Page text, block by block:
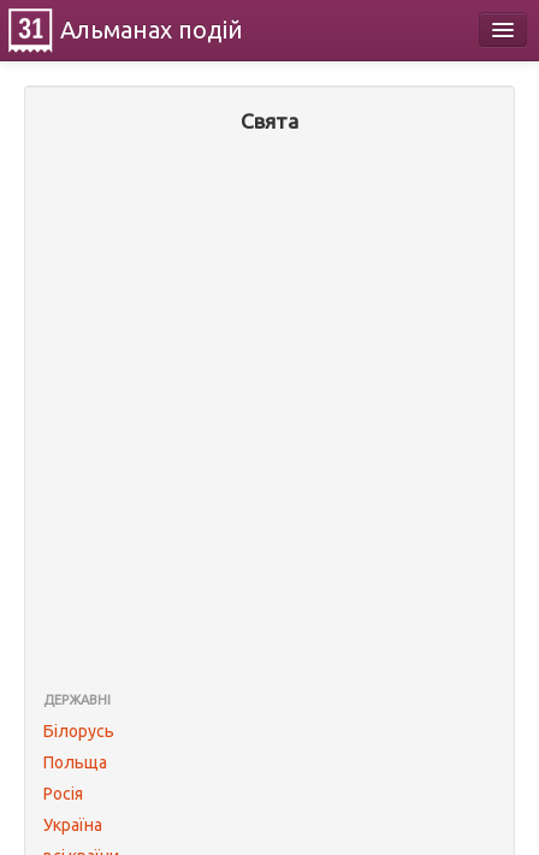
Альманах подій
Свята
ДЕРЖАВНІ
Білорусь
Польща
Росія
Україна